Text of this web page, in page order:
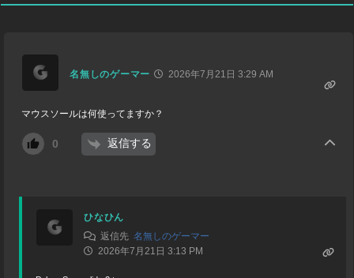
名無しのゲーマー 2026年7月21日 3:29 AM
マウスソールは何使ってますか？
0 返信する
ひなひん
返信先名無しのゲーマー
2026年7月21日 3:13 PM